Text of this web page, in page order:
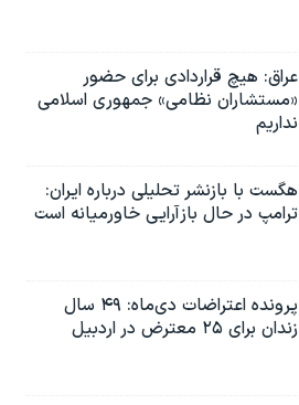
عراق: هیچ قراردادی برای حضور
«مستشاران نظامی» جمهوری اسلامی
نداریم
هگست با بازنشر تحلیلی درباره ایران:
ترامپ در حال بازآرایی خاورمیانه است
پرونده اعتراضات دی‌ماه: ۴۹ سال
زندان برای ۲۵ معترض در اردبیل